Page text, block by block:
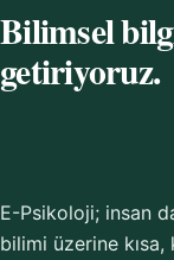
Bilimsel
getiriyoruz.
E-Psikoloji; insan
bilimi üzerine